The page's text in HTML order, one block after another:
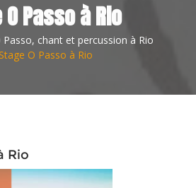
Passo à Rio
Passo, chant et percussion à Rio
Stage O Passo à Rio
Rio